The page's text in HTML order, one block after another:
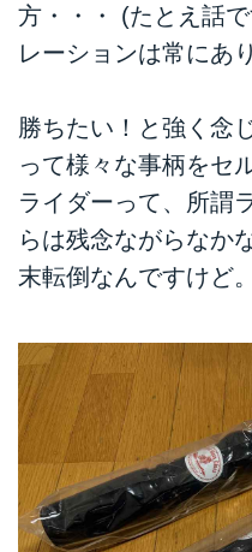
方・・・ (たとえ話
レーションは常にあ
勝ちたい！と強く念
って様々な事柄をセ
ライダーって、所謂
らは残念ながらなか
末転倒なんですけど。